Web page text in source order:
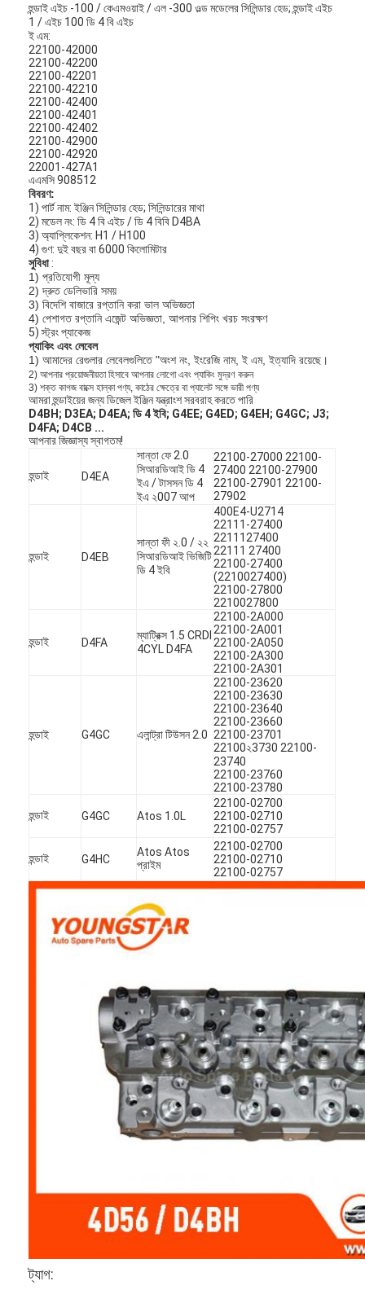
আমাদের সম্বন্ধে
গুণমান নিয়ন্ত্রণ
আমাদের সাথে যোগাযোগ
সম্পূর্ণ সিলিন্ডার হেড
ইঞ্জিন সিলিন্ডার মাথা
হুন্ডাই এইচ -100 / কেএমওয়াই / এল -300 ওল্ড মডেলের সিলিন্ডার হেড; হুন্ডাই এইচ
1 / এইচ 100 ডি 4 বি এইচ
ই এম:
22100-42000
22100-42200
22100-42201
22100-42210
22100-42400
22100-42401
22100-42402
22100-42900
22100-42920
22001-427A1
এএমসি 908512
বিবরণ:
1) পার্ট নাম: ইঞ্জিন সিলিন্ডার হেড; সিলিন্ডারের মাথা
2) মডেল নং: ডি 4 বি এইচ / ডি 4 বিবি D4BA
3) অ্যাপ্লিকেশন: H1 / H100
4) গুণ: দুই বছর বা 6000 কিলোমিটার
সুবিধা:
1) প্রতিযোগী মূল্য
2) দ্রুত ডেলিভারি সময়
3) বিদেশি বাজারে রপ্তানি করা ভাল অভিজ্ঞতা
4) পেশাগত রপ্তানি এজেন্ট অভিজ্ঞতা, আপনার শিপিং খরচ সংরক্ষণ
5) স্ট্রং প্যাকেজ
প্যাকিং এবং লেবেল
1) আমাদের রেগুলার লেবেলগুলিতে "অংশ নং, ইংরেজি নাম, ই এম, ইত্যাদি রয়েছে।
2) আপনার প্রয়োজনীয়তা হিসাবে আপনার লোগো এবং প্যাকিং মুদ্রণ করুন
3) শক্ত কাগজ বাক্সে হাল্কা পণ্য, কাঠের ক্ষেত্রে বা প্যালেট সঙ্গে ভারী পণ্য
আমরা হুন্ডাইয়ের জন্য ডিজেল ইঞ্জিন যন্ত্রাংশ সরবরাহ করতে পারি
D4BH; D3EA; D4EA; ডি 4 ইবি; G4EE; G4ED; G4EH; G4GC; J3;
D4FA; D4CB ...
আপনার জিজ্ঞাস্য স্বাগতম!
হুন্ডাই D4EA
সান্তা ফে 2.0
সিআরডিআই ডি 4
ইএ / টাসসন ডি 4
ইএ ২007 আপ
22100-27000 22100-
27400 22100-27900
22100-27901 22100-
27902
হুন্ডাই D4EB
সান্তা ফী ২.0 / ২২
সিআরডিআই ভিজিটি
ডি 4 ইবি
400E4-U2714
22111-27400
2211127400
22111 27400
22100-27400
(2210027400)
22100-27800
2210027800
হুন্ডাই D4FA
ম্যাট্রিক্স 1.5 CRDI
4CYL D4FA
22100-2A000
22100-2A001
22100-2A050
22100-2A300
22100-2A301
হুন্ডাই G4GC এলান্ট্রা টিউসন 2.0
22100-23620
22100-23630
22100-23640
22100-23660
22100-23701
22100২3730 22100-
23740
22100-23760
22100-23780
হুন্ডাই G4GC Atos 1.0L
22100-02700
22100-02710
22100-02757
হুন্ডাই G4HC
Atos Atos
প্রাইম
22100-02700
22100-02710
22100-02757
ট্যাগ: